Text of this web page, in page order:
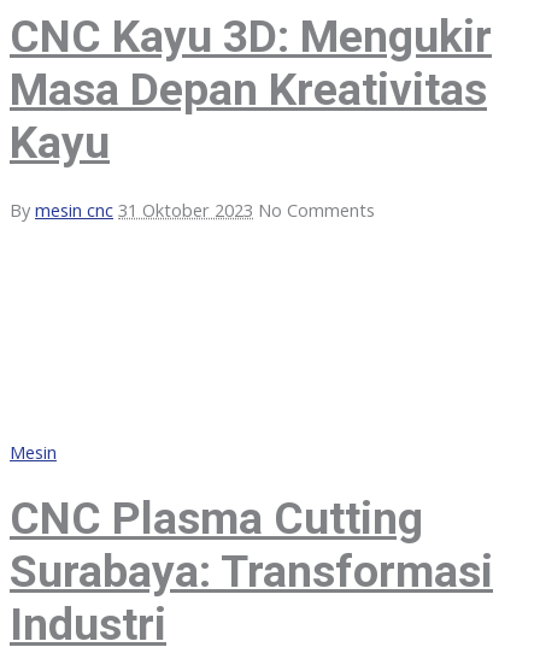
CNC Kayu 3D: Mengukir
Masa Depan Kreativitas
Kayu
By mesin cnc 31 Oktober 2023 No Comments
Mesin
CNC Plasma Cutting
Surabaya: Transformasi
Industri